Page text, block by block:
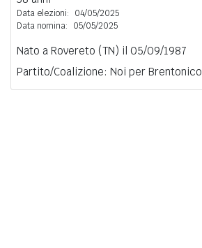
Data elezioni:
04/05/2025
Data nomina:
05/05/2025
Nato a Rovereto (TN) il 05/09/1987
Partito/Coalizione: Noi per Brentonico